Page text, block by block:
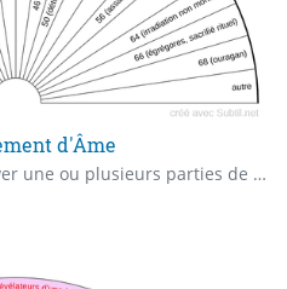
d'Âme
L'endroit ou peuvent se trouver une ou plusieurs parties de notre Âme qui ne sont pas incarnées dans notre corps physique